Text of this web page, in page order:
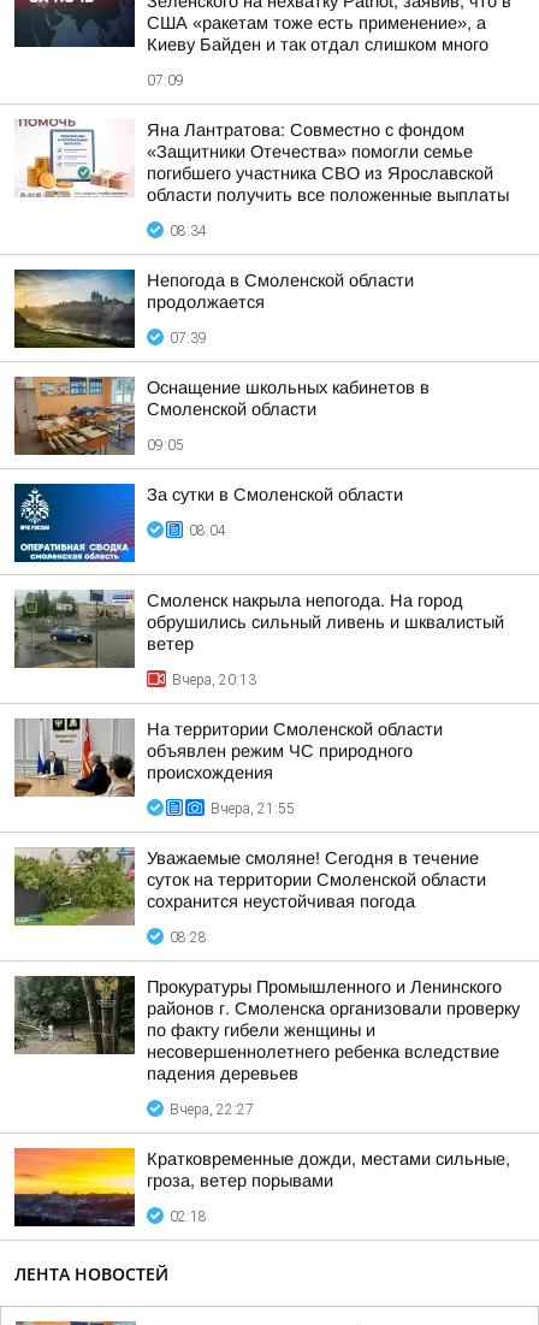
США «ракетам тоже есть применение», а
Киеву Байден и так отдал слишком много
07:09
Яна Лантратова: Совместно с фондом
«Защитники Отечества» помогли семье
погибшего участника СВО из Ярославской
области получить все положенные выплаты
08:34
Непогода в Смоленской области
продолжается
07:39
Оснащение школьных кабинетов в
Смоленской области
09:05
За сутки в Смоленской области
08:04
Смоленск накрыла непогода. На город
обрушились сильный ливень и шквалистый
ветер
Вчера, 20:13
На территории Смоленской области
объявлен режим ЧС природного
происхождения
Вчера, 21:55
Уважаемые смоляне! Сегодня в течение
суток на территории Смоленской области
сохранится неустойчивая погода
08:28
Прокуратуры Промышленного и Ленинского
районов г. Смоленска организовали проверку
по факту гибели женщины и
несовершеннолетнего ребенка вследствие
падения деревьев
Вчера, 22:27
Кратковременные дожди, местами сильные,
гроза, ветер порывами
02:18
ЛЕНТА НОВОСТЕЙ